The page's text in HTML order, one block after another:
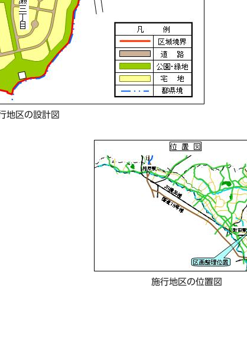
地区の設計図
施行地区の位置図